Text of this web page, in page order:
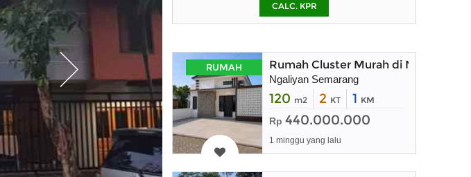
pada kotak-
CALC. KPR
RUMAH Rumah Cluster Murah di Ngaliyan
Ngaliyan Semarang
120 m2 2 KT 1 KM
Rp 440.000.000
1 minggu yang lalu